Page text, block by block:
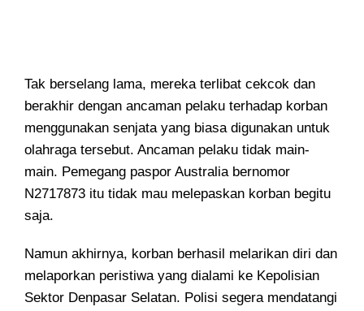
Tak berselang lama, mereka terlibat cekcok dan
berakhir dengan ancaman pelaku terhadap korban
menggunakan senjata yang biasa digunakan untuk
olahraga tersebut. Ancaman pelaku tidak main-
main. Pemegang paspor Australia bernomor
N2717873 itu tidak mau melepaskan korban begitu
saja.
Namun akhirnya, korban berhasil melarikan diri dan
melaporkan peristiwa yang dialami ke Kepolisian
Sektor Denpasar Selatan. Polisi segera mendatangi